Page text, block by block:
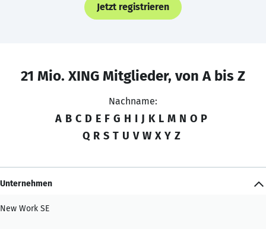
Jetzt registrieren
21 Mio. XING Mitglieder, von A bis Z
Nachname:
A B C D E F G H I J K L M N O P
Q R S T U V W X Y Z
Unternehmen
New Work SE